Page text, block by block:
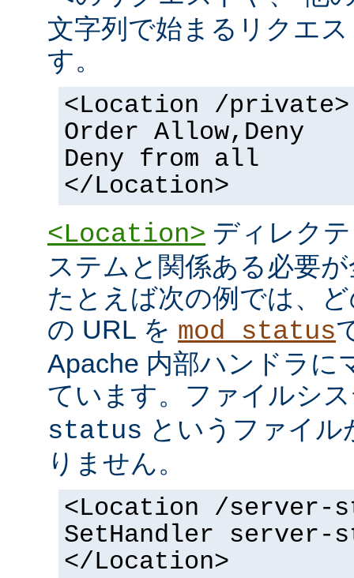
文字列で始まるリクエ
す。
<Location /private>
Order Allow,Deny
Deny from all
</Location>
<Location> ディレク
ステムと関係ある必要
たとえば次の例では、
の URL を mod_status
Apache 内部ハンドラに
ています。ファイルシ
status というファイ
りません。
<Location /server-
SetHandler server-
</Location>